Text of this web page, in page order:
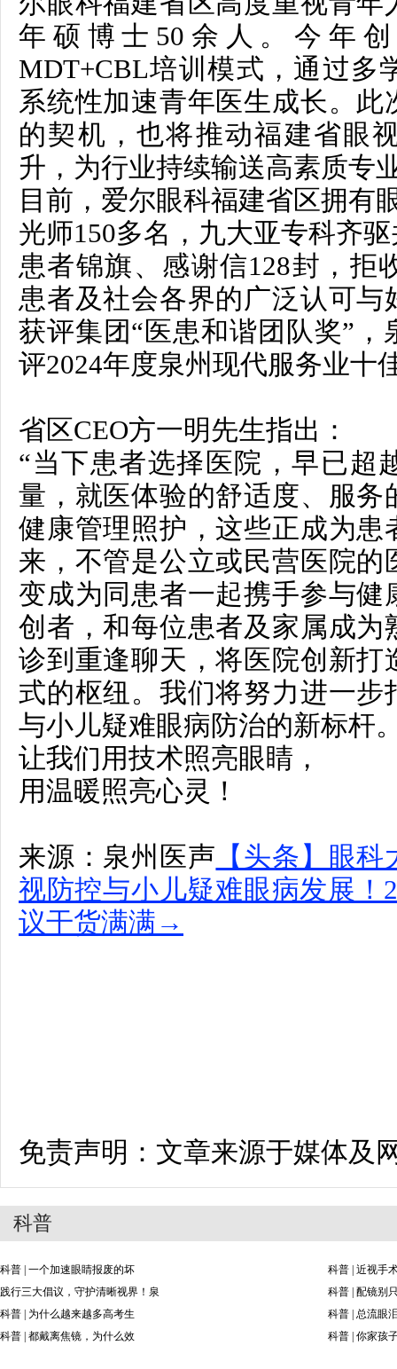
年硕博士50余人。今年
MDT+CBL培训模式，通过多
系统性加速青年医生成长。
的契机，也将推动福建省眼
升，为行业持续输送高素质专
目前，爱尔眼科福建省区拥有
光师150多名，九大亚专科齐
患者锦旗、感谢信128封，拒
患者及社会各界的广泛认可与
获评集团“医患和谐团队奖”
评2024年度泉州现代服务业十
省区CEO方一明先生指出：
“当下患者选择医院，早已超
量，就医体验的舒适度、服务
健康管理照护，这些正成为患
来，不管是公立或民营医院的
变成为同患者一起携手参与健
创者，和每位患者及家属成为
诊到重逢聊天，将医院创新打
式的枢纽。我们将努力进一步
与小儿疑难眼病防治的新标杆
让我们用技术照亮眼睛，
用温暖照亮心灵！
来源：泉州医声 【头条】眼
视防控与小儿疑难眼病发展！
议干货满满→
免责声明：文章来源于媒体及
科普
科普 | 一个加速眼睛报废的坏
科普 | 近视手
践行三大倡议，守护清晰视界！泉
科普 | 配镜别
科普 | 为什么越来越多高考生
科普 | 总流眼
科普 | 都戴离焦镜，为什么效
科普 | 你家孩